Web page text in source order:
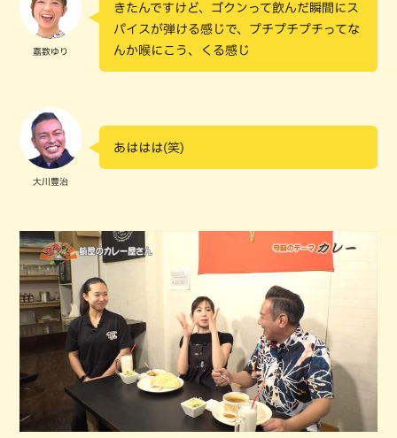
嘉数ゆり
きたんですけど、ゴクンって飲んだ瞬間にス
パイスが弾ける感じで、プチプチプチってな
んか喉にこう、くる感じ
大川豊治
あははは(笑)